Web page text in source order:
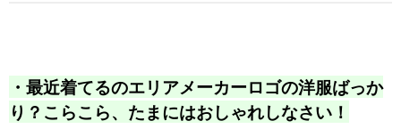
・最近着てるのエリアメーカーロゴの洋服ばっか
り？こらこら、たまにはおしゃれしなさい！